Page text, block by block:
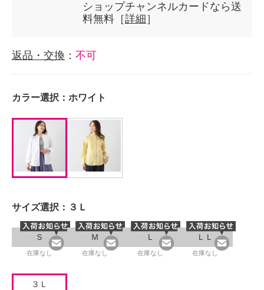
ショップチャンネルカードなら送
料無料［詳細 ］
返品・交換 ： 不可
カラー選択： ホワイト
サイズ選択： ３Ｌ
Ｓ
在庫なし
Ｍ
在庫なし
Ｌ
在庫なし
ＬＬ
在庫なし
３Ｌ